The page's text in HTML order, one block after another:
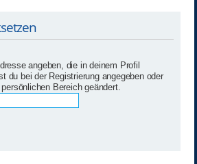
angeben, die in deinem Profil
du bei der Registrierung angegeben oder
Bereich geändert.